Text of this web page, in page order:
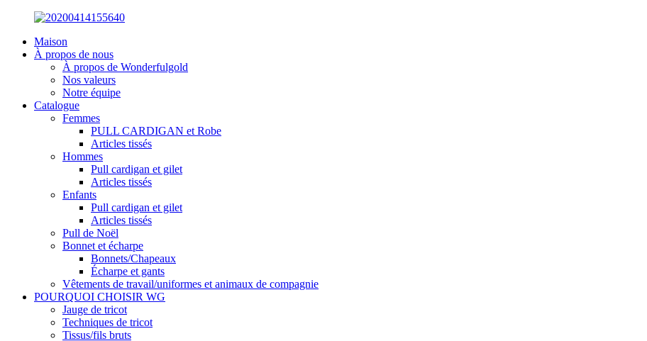
Maison
À propos de nous
À propos de Wonderfulgold
Nos valeurs
Notre équipe
Catalogue
Femmes
PULL CARDIGAN et Robe
Articles tissés
Hommes
Pull cardigan et gilet
Articles tissés
Enfants
Pull cardigan et gilet
Articles tissés
Pull de Noël
Bonnet et écharpe
Bonnets/Chapeaux
Écharpe et gants
Vêtements de travail/uniformes et animaux de compagnie
POURQUOI CHOISIR WG
Jauge de tricot
Techniques de tricot
Tissus/fils bruts